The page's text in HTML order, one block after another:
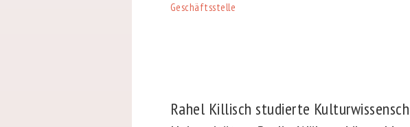
Geschäftsstelle
Rahel Killisch studierte